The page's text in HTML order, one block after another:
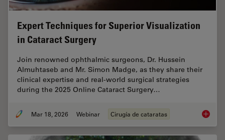
Expert Techniques for Superior Visualization
in Cataract Surgery
Join renowned ophthalmic surgeons, Dr. Hussein
Almuhtaseb and Mr. Simon Madge, as they share their
clinical expertise and real-world surgical strategies
during the 2025 Online Cataract Surgery…
Mar 18, 2026 Webinar Cirugía de cataratas Expert